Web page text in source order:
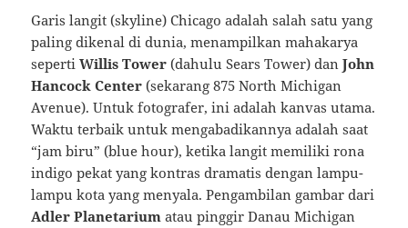
Garis langit (skyline) Chicago adalah salah satu yang
paling dikenal di dunia, menampilkan mahakarya
sepertiWillis Tower (dahulu Sears Tower) danJohn
Hancock Center (sekarang 875 North Michigan
Avenue). Untuk fotografer, ini adalah kanvas utama.
Waktu terbaik untuk mengabadikannya adalah saat
“jam biru” (blue hour), ketika langit memiliki rona
indigo pekat yang kontras dramatis dengan lampu-
lampu kota yang menyala. Pengambilan gambar dari
Adler Planetarium atau pinggir Danau Michigan